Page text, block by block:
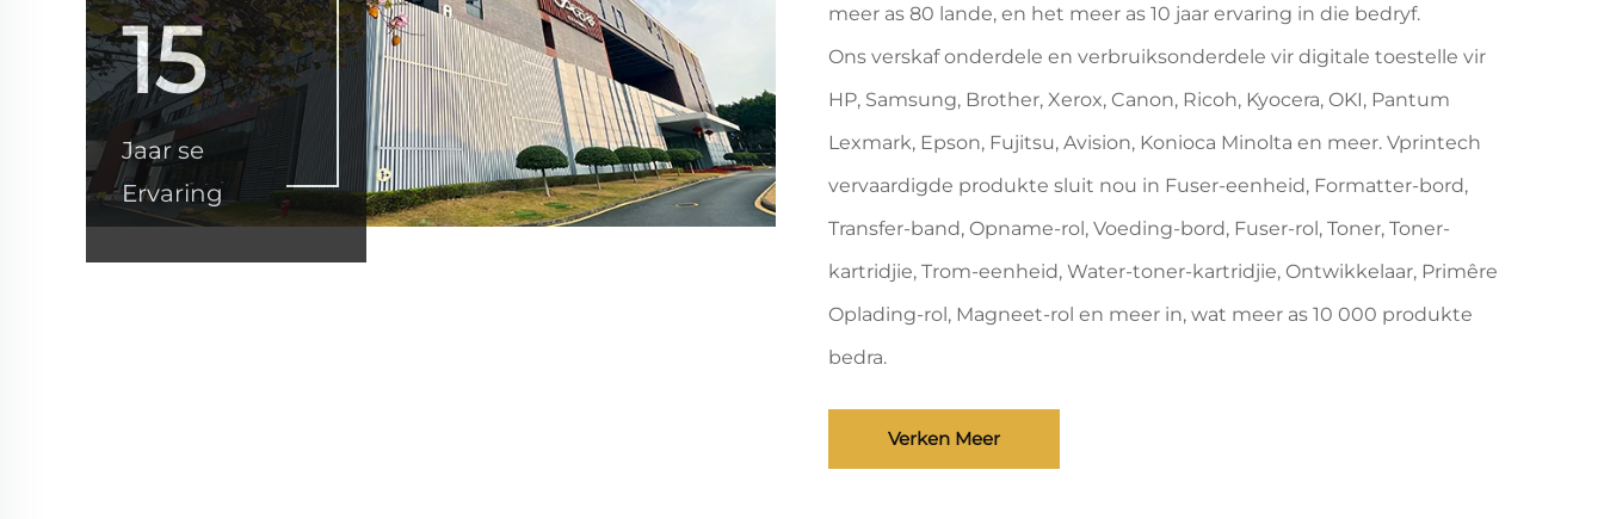
15
Jaar se
Ervaring
meer as 80 lande, en het meer as 10 jaar ervaring in die bedryf.
Ons verskaf onderdele en verbruiksonderdele vir digitale toestelle vir
HP, Samsung, Brother, Xerox, Canon, Ricoh, Kyocera, OKI, Pantum
Lexmark, Epson, Fujitsu, Avision, Konioca Minolta en meer. Vprintech
vervaardigde produkte sluit nou in Fuser-eenheid, Formatter-bord,
Transfer-band, Opname-rol, Voeding-bord, Fuser-rol, Toner, Toner-
kartridjie, Trom-eenheid, Water-toner-kartridjie, Ontwikkelaar, Primêre
Oplading-rol, Magneet-rol en meer in, wat meer as 10 000 produkte
bedra.
Verken Meer